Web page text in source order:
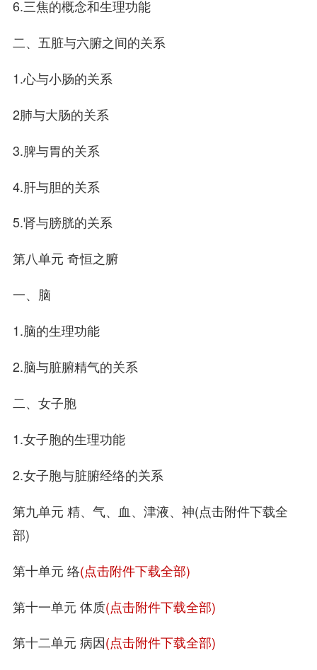
6.三焦的概念和生理功能
二、五脏与六腑之间的关系
1.心与小肠的关系
2肺与大肠的关系
3.脾与胃的关系
4.肝与胆的关系
5.肾与膀胱的关系
第八单元 奇恒之腑
一、脑
1.脑的生理功能
2.脑与脏腑精气的关系
二、女子胞
1.女子胞的生理功能
2.女子胞与脏腑经络的关系
第九单元 精、气、血、津液、神(点击附件下载全
部)
第十单元 络(点击附件下载全部)
第十一单元 体质(点击附件下载全部)
第十二单元 病因(点击附件下载全部)